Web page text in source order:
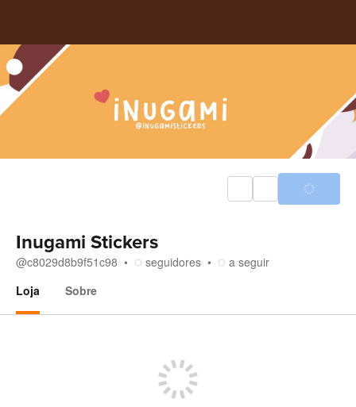
Inugami Stickers
@c8029d8b9f51c98 seguidores
a seguir
Loja
Sobre